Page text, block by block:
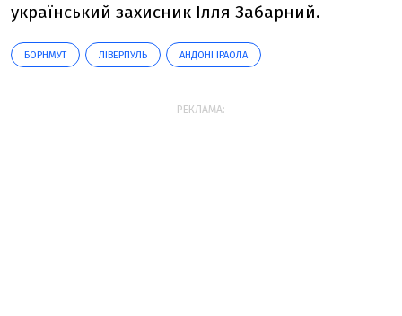
український захисник Ілля Забарний.
БОРНМУТ ЛІВЕРПУЛЬ АНДОНІ ІРАОЛА
РЕКЛАМА: